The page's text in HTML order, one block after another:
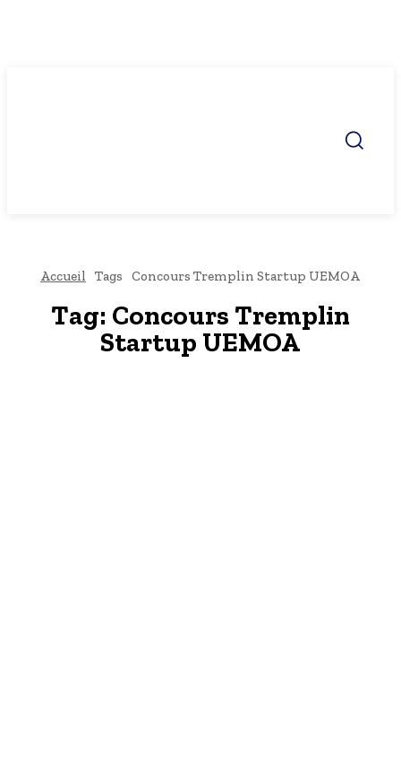
Accueil Tags Concours Tremplin Startup UEMOA
Tag: Concours Tremplin
Startup UEMOA